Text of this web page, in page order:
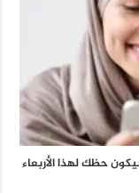
حظك لهذا الأربعاء